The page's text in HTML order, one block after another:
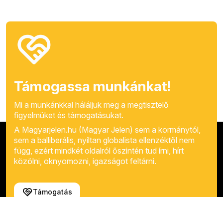
Támogassa munkánkat!
Mi a munkánkkal háláljuk meg a megtisztelő
figyelmüket és támogatásukat.
A Magyarjelen.hu (Magyar Jelen) sem a kormánytól,
sem a balliberális, nyíltan globalista ellenzéktől nem
függ, ezért mindkét oldalról őszintén tud írni, hírt
közölni, oknyomozni, igazságot feltárni.
Támogatás